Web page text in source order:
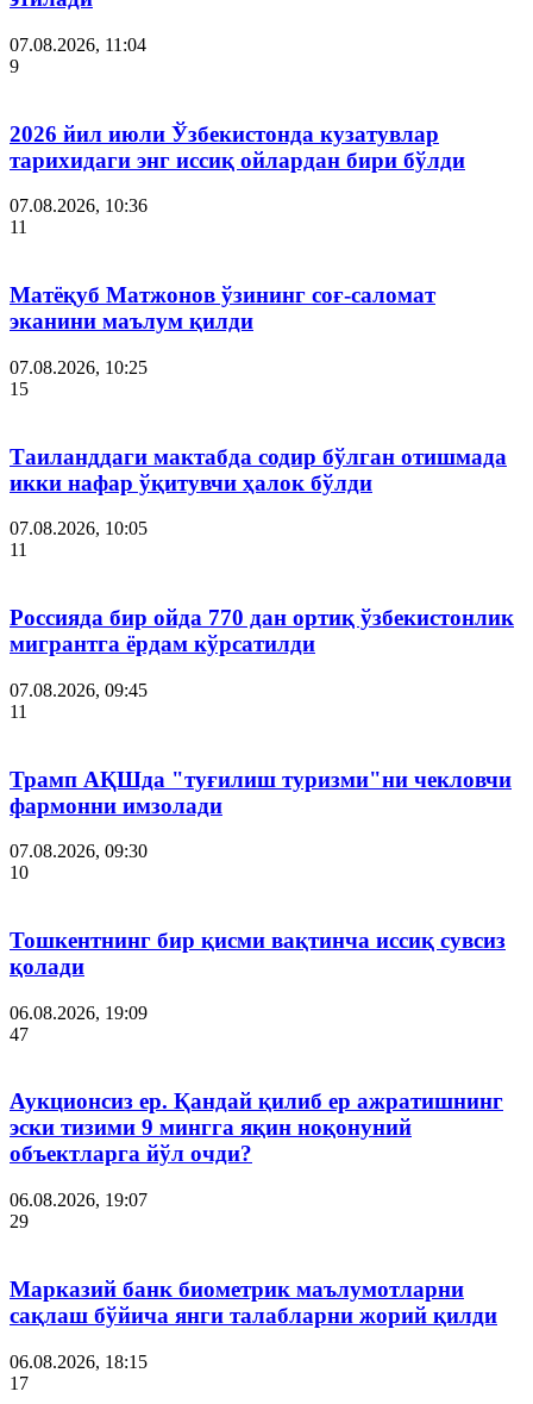
07.08.2026, 11:04
9
2026 йил июли Ўзбекистонда кузатувлар
тарихидаги энг иссиқ ойлардан бири бўлди
07.08.2026, 10:36
11
Матёқуб Матжонов ўзининг соғ-саломат
эканини маълум қилди
07.08.2026, 10:25
15
Таиланддаги мактабда содир бўлган отишмада
икки нафар ўқитувчи ҳалок бўлди
07.08.2026, 10:05
11
Россияда бир ойда 770 дан ортиқ ўзбекистонлик
мигрантга ёрдам кўрсатилди
07.08.2026, 09:45
11
Трамп АҚШда "туғилиш туризми"ни чекловчи
фармонни имзолади
07.08.2026, 09:30
10
Тошкентнинг бир қисми вақтинча иссиқ сувсиз
қолади
06.08.2026, 19:09
47
Аукционсиз ер. Қандай қилиб ер ажратишнинг
эски тизими 9 мингга яқин ноқонуний
объектларга йўл очди?
06.08.2026, 19:07
29
Марказий банк биометрик маълумотларни
сақлаш бўйича янги талабларни жорий қилди
06.08.2026, 18:15
17